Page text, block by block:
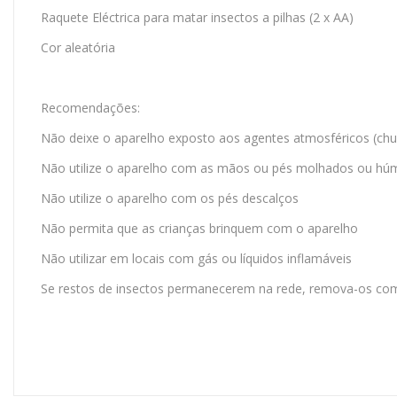
Raquete Eléctrica para matar insectos a pilhas (2 x AA)
Cor aleatória
Recomendações:
Não deixe o aparelho exposto aos agentes atmosféricos
Não utilize o aparelho com as mãos ou pés molhados ou
Não utilize o aparelho com os pés descalços
Não permita que as crianças brinquem com o aparelho
Não utilizar em locais com gás ou líquidos inflamáveis
Se restos de insectos permanecerem na rede, remova-os